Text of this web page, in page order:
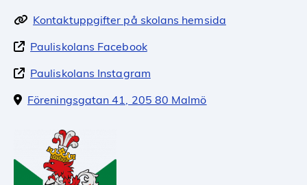
Kontaktuppgifter på skolans hemsida
Pauliskolans Facebook
Pauliskolans Instagram
Föreningsgatan 41, 205 80 Malmö